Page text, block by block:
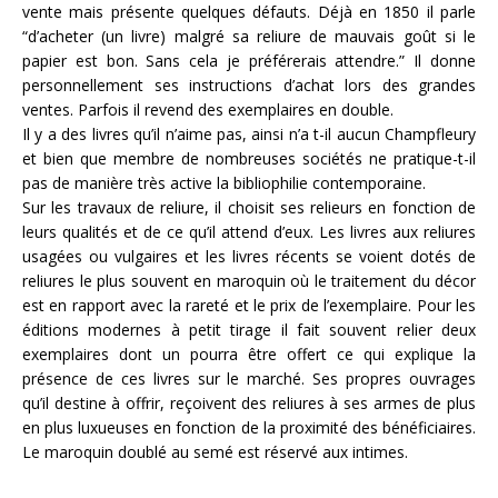
vente mais présente quelques défauts. Déjà en 1850 il parle
“d’acheter (un livre) malgré sa reliure de mauvais goût si le
papier est bon. Sans cela je préférerais attendre.” Il donne
personnellement ses instructions d’achat lors des grandes
ventes. Parfois il revend des exemplaires en double.
Il y a des livres qu’il n’aime pas, ainsi n’a t-il aucun Champfleury
et bien que membre de nombreuses sociétés ne pratique-t-il
pas de manière très active la bibliophilie contemporaine.
Sur les travaux de reliure, il choisit ses relieurs en fonction de
leurs qualités et de ce qu’il attend d’eux. Les livres aux reliures
usagées ou vulgaires et les livres récents se voient dotés de
reliures le plus souvent en maroquin où le traitement du décor
est en rapport avec la rareté et le prix de l’exemplaire. Pour les
éditions modernes à petit tirage il fait souvent relier deux
exemplaires dont un pourra être offert ce qui explique la
présence de ces livres sur le marché. Ses propres ouvrages
qu’il destine à offrir, reçoivent des reliures à ses armes de plus
en plus luxueuses en fonction de la proximité des bénéficiaires.
Le maroquin doublé au semé est réservé aux intimes.